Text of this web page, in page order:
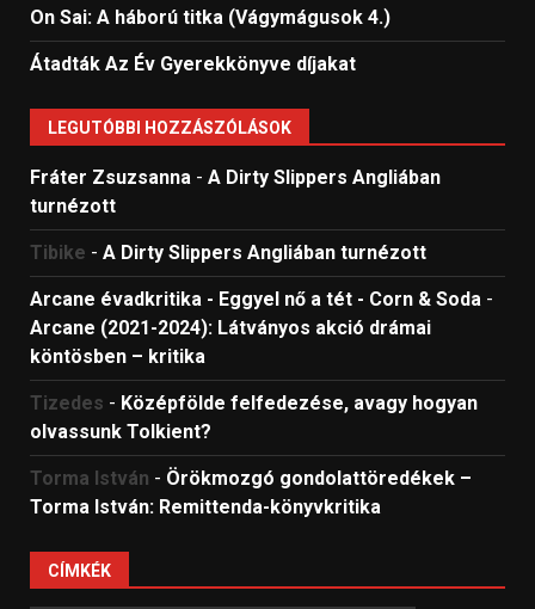
On Sai: A ​háború titka (Vágymágusok 4.)
Átadták Az Év Gyerekkönyve díjakat
LEGUTÓBBI HOZZÁSZÓLÁSOK
Fráter Zsuzsanna - A Dirty Slippers Angliában
turnézott
Tibike - A Dirty Slippers Angliában turnézott
Arcane évadkritika - Eggyel nő a tét - Corn & Soda -
Arcane (2021-2024): Látványos akció drámai
köntösben – kritika
Tizedes - Középfölde felfedezése, avagy hogyan
olvassunk Tolkient?
Torma István - Örökmozgó gondolattöredékek –
Torma István: Remittenda-könyvkritika
CÍMKÉK